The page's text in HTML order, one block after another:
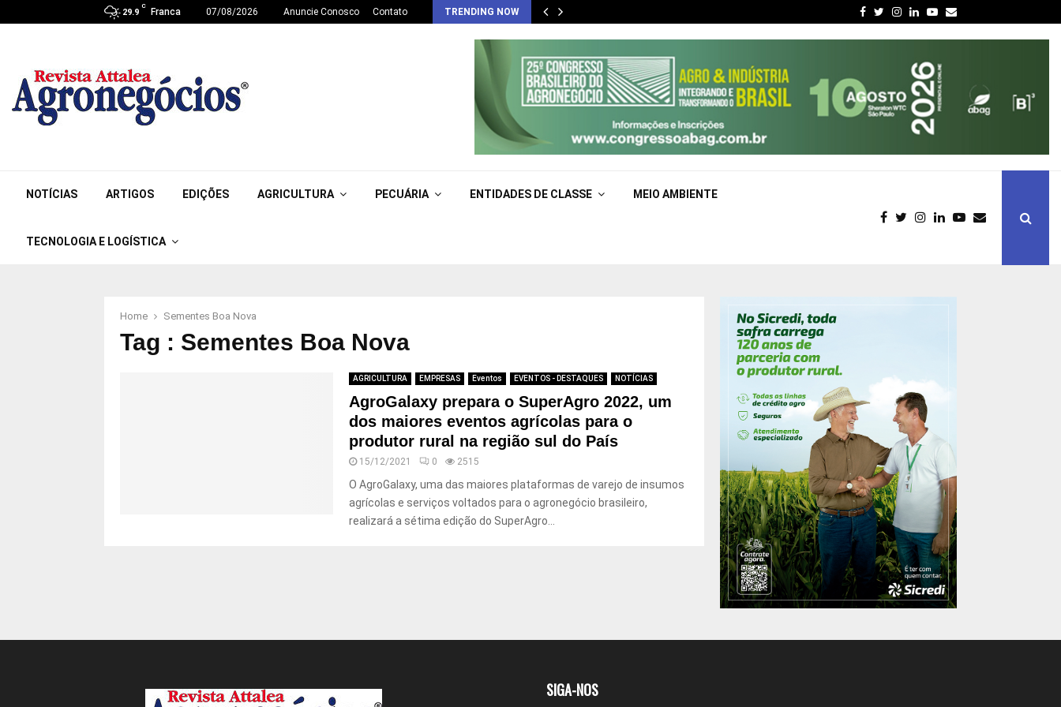
29.9
C
Franca 07/08/2026 Anuncie Conosco Contato TRENDING NOW Facebook
Twitter
Instagram
LinkedinYoutube
Email
NOTÍCIAS ARTIGOS EDIÇÕES AGRICULTURA PECUÁRIA ENTIDADES DE CLASSE MEIO AMBIENTE
TECNOLOGIA E LOGÍSTICA
Home Sementes Boa Nova
Tag : Sementes Boa Nova
AGRICULTURA EMPRESAS Eventos EVENTOS - DESTAQUES NOTÍCIAS
AgroGalaxy prepara o SuperAgro 2022, um
dos maiores eventos agrícolas para o
produtor rural na região sul do País
15/12/2021 0 2515
O AgroGalaxy, uma das maiores plataformas de varejo de insumos
agrícolas e serviços voltados para o agronegócio brasileiro,
realizará a sétima edição do SuperAgro...
SIGA-NOS